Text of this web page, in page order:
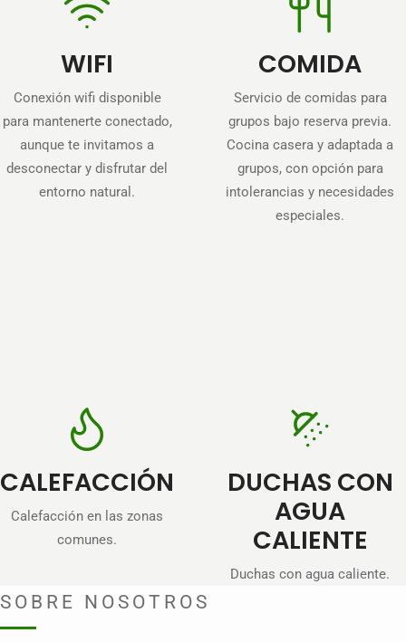
WIFI
Conexión wifi disponible
para mantenerte conectado,
aunque te invitamos a
desconectar y disfrutar del
entorno natural.
COMIDA
Servicio de comidas para
grupos bajo reserva previa.
Cocina casera y adaptada a
grupos, con opción para
intolerancias y necesidades
especiales.
CALEFACCIÓN
Calefacción en las zonas
comunes.
DUCHAS CON
AGUA
CALIENTE
Duchas con agua caliente.
SOBRE NOSOTROS